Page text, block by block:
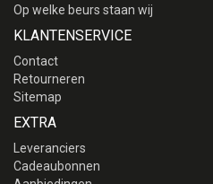
Op welke beurs staan wij
KLANTENSERVICE
Contact
Retourneren
Sitemap
EXTRA
Leveranciers
Cadeaubonnen